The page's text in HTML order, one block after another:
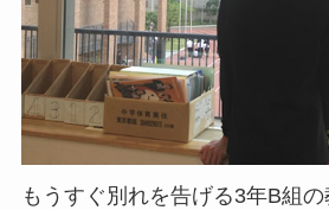
もうすぐ別れを告げる3年B組